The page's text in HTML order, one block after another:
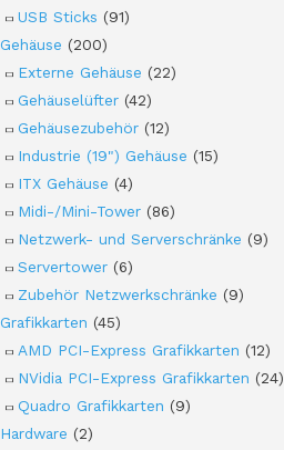
USB Sticks (91)
Gehäuse (200)
Externe Gehäuse (22)
Gehäuselüfter (42)
Gehäusezubehör (12)
Industrie (19") Gehäuse (15)
ITX Gehäuse (4)
Midi-/Mini-Tower (86)
Netzwerk- und Serverschränke (9)
Servertower (6)
Zubehör Netzwerkschränke (9)
Grafikkarten (45)
AMD PCI-Express Grafikkarten (12)
NVidia PCI-Express Grafikkarten (24)
Quadro Grafikkarten (9)
Hardware (2)